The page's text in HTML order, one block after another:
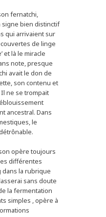
fernatchi,
signe bien distinctif
qui arrivaient sur
de linge
et là le miracle
note, presque
avait le don de
son contenu et
ne se trompait
ancestral. Dans
le
opère toujours
différentes
dans la rubrique
sans doute
la fermentation
simples , opère à